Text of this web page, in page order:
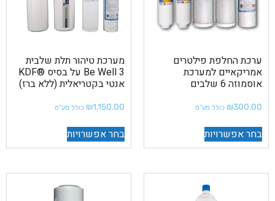
ערכת החלפת פילטרים
אמריקאיים למערכת
אוסמוזה 6 שלבים
₪300.00 כולל מע"מ
בחר אפשרויות
מערכת טיהור תלת שלבית
Be Well 3 על בסיס ®KDF
אנטי בקטריאלית (ללא ברז)
₪1,150.00 כולל מע"מ
בחר אפשרויות